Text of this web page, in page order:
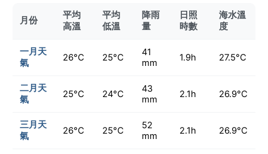
月份
平均
高溫
平均
低溫
降雨
量
日照
時數
海水溫
度
一月天
氣
26°C 25°C
41
mm
1.9h 27.5°C
二月天
氣
25°C 24°C
43
mm
2.1h 26.9°C
三月天
氣
26°C 25°C
52
mm
2.1h 26.9°C